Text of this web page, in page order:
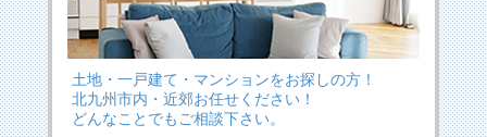
土地・一戸建て・マンションをお探しの方！
北九州市内・近郊お任せください！
どんなことでもご相談下さい。